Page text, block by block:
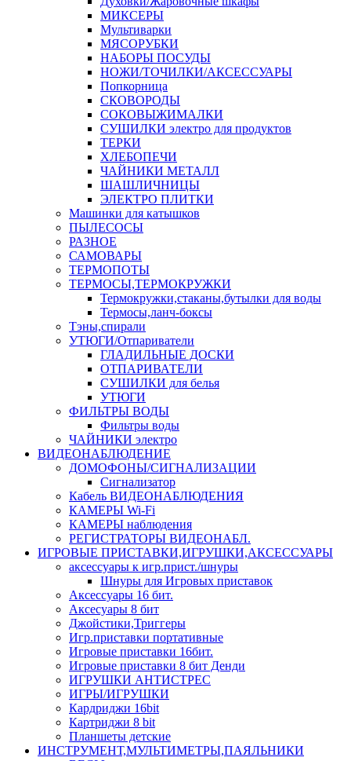
МИКСЕРЫ
Мультиварки
МЯСОРУБКИ
НАБОРЫ ПОСУДЫ
НОЖИ/ТОЧИЛКИ/АКСЕССУАРЫ
Попкорница
СКОВОРОДЫ
СОКОВЫЖИМАЛКИ
СУШИЛКИ электро для продуктов
ТЕРКИ
ХЛЕБОПЕЧИ
ЧАЙНИКИ МЕТАЛЛ
ШАШЛИЧНИЦЫ
ЭЛЕКТРО ПЛИТКИ
Машинки для катышков
ПЫЛЕСОСЫ
РАЗНОЕ
САМОВАРЫ
ТЕРМОПОТЫ
ТЕРМОСЫ,ТЕРМОКРУЖКИ
Термокружки,стаканы,бутылки для воды
Термосы,ланч-боксы
Тэны,спирали
УТЮГИ/Отпариватели
ГЛАДИЛЬНЫЕ ДОСКИ
ОТПАРИВАТЕЛИ
СУШИЛКИ для белья
УТЮГИ
ФИЛЬТРЫ ВОДЫ
Фильтры воды
ЧАЙНИКИ электро
ВИДЕОНАБЛЮДЕНИЕ
ДОМОФОНЫ/СИГНАЛИЗАЦИИ
Сигнализатор
Кабель ВИДЕОНАБЛЮДЕНИЯ
КАМЕРЫ Wi-Fi
КАМЕРЫ наблюдения
РЕГИСТРАТОРЫ ВИДЕОНАБЛ.
ИГРОВЫЕ ПРИСТАВКИ,ИГРУШКИ,АКСЕССУАРЫ
аксесcуары к игр.прист./шнуры
Шнуры для Игровых приставок
Аксессуары 16 бит.
Аксесуары 8 бит
Джойстики,Триггеры
Игр.приставки портативные
Игровые приставки 16бит.
Игровые приставки 8 бит Денди
ИГРУШКИ АНТИСТРЕС
ИГРЫ/ИГРУШКИ
Кардриджи 16bit
Картриджи 8 bit
Планшеты детские
ИНСТРУМЕНТ,МУЛЬТИМЕТРЫ,ПАЯЛЬНИКИ